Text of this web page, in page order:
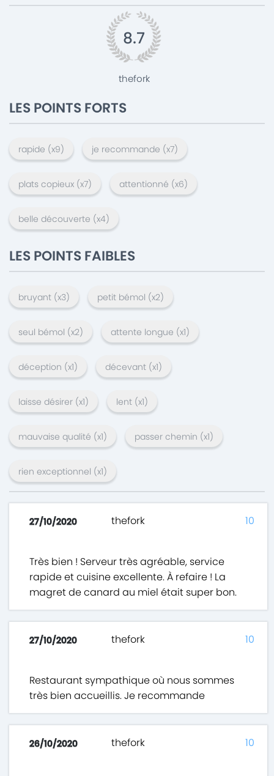
8.7
thefork
LES POINTS FORTS
rapide (x9) je recommande (x7)
plats copieux (x7) attentionné (x6)
belle découverte (x4)
LES POINTS FAIBLES
bruyant (x3) petit bémol (x2)
seul bémol (x2) attente longue (x1)
déception (x1) décevant (x1)
laisse désirer (x1) lent (x1)
mauvaise qualité (x1) passer chemin (x1)
rien exceptionnel (x1)
27/10/2020 thefork
Très bien ! Serveur très agréable, service
rapide et cuisine excellente. À refaire ! La
magret de canard au miel était super bon.
10
27/10/2020 thefork
Restaurant sympathique où nous sommes
très bien accueillis. Je recommande
10
26/10/2020 thefork 10